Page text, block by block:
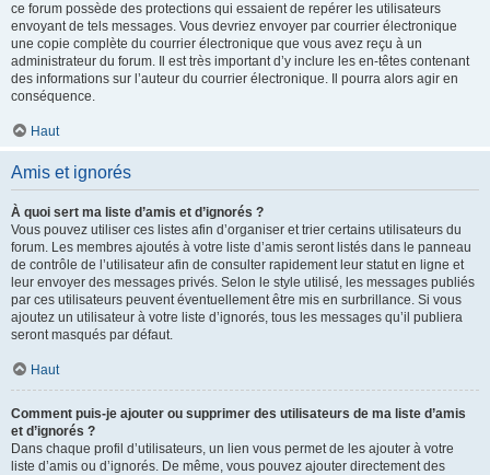
ce forum possède des protections qui essaient de repérer les utilisateurs
envoyant de tels messages. Vous devriez envoyer par courrier électronique
une copie complète du courrier électronique que vous avez reçu à un
administrateur du forum. Il est très important d’y inclure les en-têtes contenant
des informations sur l’auteur du courrier électronique. Il pourra alors agir en
conséquence.
Haut
Amis et ignorés
À quoi sert ma liste d’amis et d’ignorés ?
Vous pouvez utiliser ces listes afin d’organiser et trier certains utilisateurs du
forum. Les membres ajoutés à votre liste d’amis seront listés dans le panneau
de contrôle de l’utilisateur afin de consulter rapidement leur statut en ligne et
leur envoyer des messages privés. Selon le style utilisé, les messages publiés
par ces utilisateurs peuvent éventuellement être mis en surbrillance. Si vous
ajoutez un utilisateur à votre liste d’ignorés, tous les messages qu’il publiera
seront masqués par défaut.
Haut
Comment puis-je ajouter ou supprimer des utilisateurs de ma liste d’amis
et d’ignorés ?
Dans chaque profil d’utilisateurs, un lien vous permet de les ajouter à votre
liste d’amis ou d’ignorés. De même, vous pouvez ajouter directement des